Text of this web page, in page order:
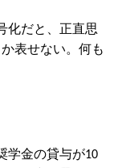
化だと、正直思
表せない。何も
学金の貸与が10